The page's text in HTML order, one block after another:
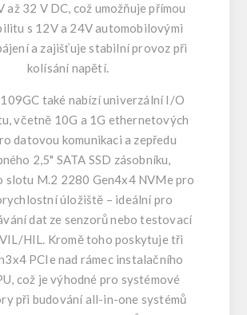
až 32 V DC, což umožňuje přímou
s 12V a 24V automobilovými
a zajišťuje stabilní provoz při
kolísání napětí.
také nabízí univerzální I/O
včetně 10G a 1G ethernetových
datovou komunikaci a zepředu
2,5" SATA SSD zásobníku,
slotu M.2 2280 Gen4x4 NVMe pro
úložiště – ideální pro
dat ze senzorů nebo testovací
HIL. Kromě toho poskytuje tři
PCIe nad rámec instalačního
což je výhodné pro systémové
při budování all-in-one systémů